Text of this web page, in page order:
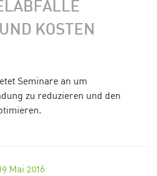
KOSTEN
Seminare an um
zu reduzieren und den
Mai 2016